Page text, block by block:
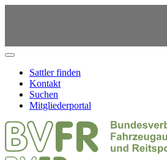
Sattler finden
Kontakt
Suchen
Mitgliederportal